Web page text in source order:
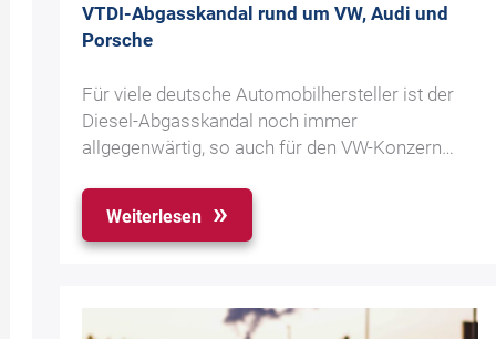
VTDI-Abgasskandal rund um VW, Audi und
Porsche
Für viele deutsche Automobilhersteller ist der
Diesel-Abgasskandal noch immer
allgegenwärtig, so auch für den VW-Konzern…
Weiterlesen